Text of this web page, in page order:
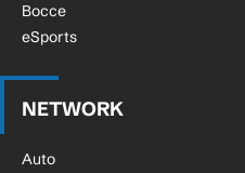
Bocce
eSports
NETWORK
Auto